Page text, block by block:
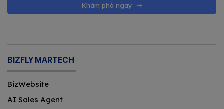
Khám phá ngay
BIZFLY MARTECH
BizWebsite
AI Sales Agent